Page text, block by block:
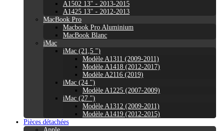
A1502 13" - 2013-2015
A1425 13" - 2012-2013
MacBook Pro
Macbook Pro Aluminium
MacBook Blanc
iMac
iMac (21,5 ")
Modèle A1311 (2009-2011)
Modèle A1418 (2012-2017)
Modèle A2116 (2019)
iMac (24 ")
Modèle A1225 (2007-2009)
iMac (27 ")
Modèle A1312 (2009-2011)
Modèle A1419 (2012-2015)
Pièces détachées